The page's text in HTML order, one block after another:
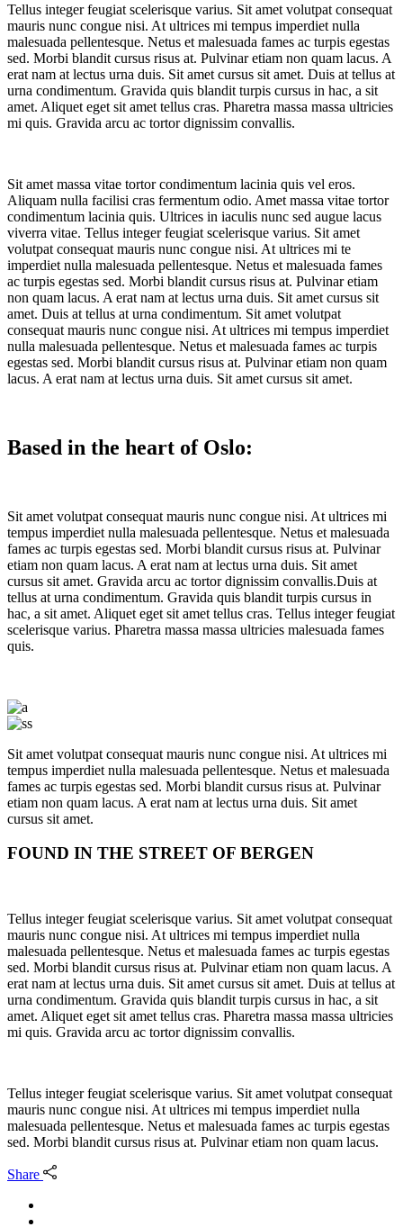
Tellus integer feugiat scelerisque varius. Sit amet volutpat consequat
mauris nunc congue nisi. At ultrices mi tempus imperdiet nulla
malesuada pellentesque. Netus et malesuada fames ac turpis egestas
sed. Morbi blandit cursus risus at. Pulvinar etiam non quam lacus. A
erat nam at lectus urna duis. Sit amet cursus sit amet. Duis at tellus at
urna condimentum. Gravida quis blandit turpis cursus in hac, a sit
amet. Aliquet eget sit amet tellus cras. Pharetra massa massa ultricies
mi quis. Gravida arcu ac tortor dignissim convallis.
Sit amet massa vitae tortor condimentum lacinia quis vel eros.
Aliquam nulla facilisi cras fermentum odio. Amet massa vitae tortor
condimentum lacinia quis. Ultrices in iaculis nunc sed augue lacus
viverra vitae. Tellus integer feugiat scelerisque varius. Sit amet
volutpat consequat mauris nunc congue nisi. At ultrices mi te
imperdiet nulla malesuada pellentesque. Netus et malesuada fames
ac turpis egestas sed. Morbi blandit cursus risus at. Pulvinar etiam
non quam lacus. A erat nam at lectus urna duis. Sit amet cursus sit
amet. Duis at tellus at urna condimentum. Sit amet volutpat
consequat mauris nunc congue nisi. At ultrices mi tempus imperdiet
nulla malesuada pellentesque. Netus et malesuada fames ac turpis
egestas sed. Morbi blandit cursus risus at. Pulvinar etiam non quam
lacus. A erat nam at lectus urna duis. Sit amet cursus sit amet.
Based in the heart of Oslo:
Sit amet volutpat consequat mauris nunc congue nisi. At ultrices mi
tempus imperdiet nulla malesuada pellentesque. Netus et malesuada
fames ac turpis egestas sed. Morbi blandit cursus risus at. Pulvinar
etiam non quam lacus. A erat nam at lectus urna duis. Sit amet
cursus sit amet. Gravida arcu ac tortor dignissim convallis.Duis at
tellus at urna condimentum. Gravida quis blandit turpis cursus in
hac, a sit amet. Aliquet eget sit amet tellus cras. Tellus integer feugiat
scelerisque varius. Pharetra massa massa ultricies malesuada fames
quis.
Sit amet volutpat consequat mauris nunc congue nisi. At ultrices mi
tempus imperdiet nulla malesuada pellentesque. Netus et malesuada
fames ac turpis egestas sed. Morbi blandit cursus risus at. Pulvinar
etiam non quam lacus. A erat nam at lectus urna duis. Sit amet
cursus sit amet.
FOUND IN THE STREET OF BERGEN
Tellus integer feugiat scelerisque varius. Sit amet volutpat consequat
mauris nunc congue nisi. At ultrices mi tempus imperdiet nulla
malesuada pellentesque. Netus et malesuada fames ac turpis egestas
sed. Morbi blandit cursus risus at. Pulvinar etiam non quam lacus. A
erat nam at lectus urna duis. Sit amet cursus sit amet. Duis at tellus at
urna condimentum. Gravida quis blandit turpis cursus in hac, a sit
amet. Aliquet eget sit amet tellus cras. Pharetra massa massa ultricies
mi quis. Gravida arcu ac tortor dignissim convallis.
Tellus integer feugiat scelerisque varius. Sit amet volutpat consequat
mauris nunc congue nisi. At ultrices mi tempus imperdiet nulla
malesuada pellentesque. Netus et malesuada fames ac turpis egestas
sed. Morbi blandit cursus risus at. Pulvinar etiam non quam lacus.
Share